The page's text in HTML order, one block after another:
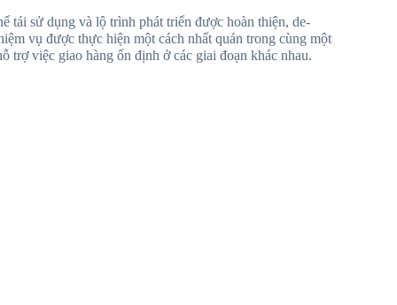
tái sử dụng và lộ trình phát triển được hoàn thiện, de-
vụ được thực hiện một cách nhất quán trong cùng một
trợ việc giao hàng ổn định ở các giai đoạn khác nhau.